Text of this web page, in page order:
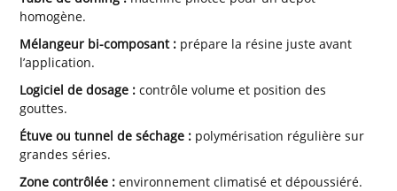
homogène.
Mélangeur bi-composant : prépare la résine juste avant
l’application.
Logiciel de dosage :contrôle volume et position des
gouttes.
Étuve ou tunnel de séchage : polymérisation régulière sur
grandes séries.
Zone contrôlée :environnement climatisé et dépoussiéré.